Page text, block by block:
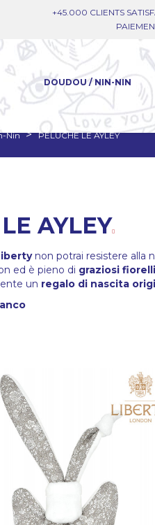
+45.000 CLIENTS
DOUDOU / NIN-NIN
Nin PELUCHE LE AYLEY
AYLEY
non potrai resistere alla
ed è pieno di graziosi
un regalo di nascita